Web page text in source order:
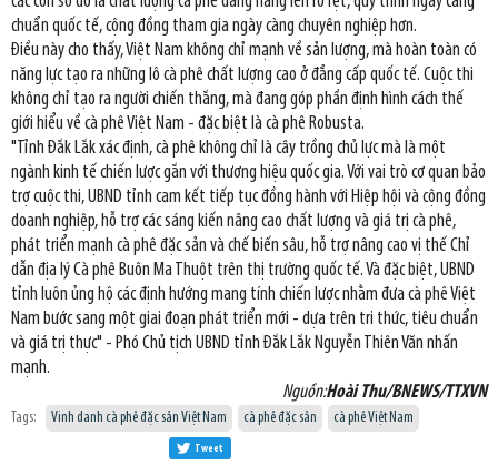
chuẩn quốc tế, cộng đồng tham gia ngày càng chuyên nghiệp hơn.
Điều này cho thấy, Việt Nam không chỉ mạnh về sản lượng, mà hoàn toàn có
năng lực tạo ra những lô cà phê chất lượng cao ở đẳng cấp quốc tế. Cuộc thi
không chỉ tạo ra người chiến thắng, mà đang góp phần định hình cách thế
giới hiểu về cà phê Việt Nam - đặc biệt là cà phê Robusta.
"Tỉnh Đắk Lắk xác định, cà phê không chỉ là cây trồng chủ lực mà là một
ngành kinh tế chiến lược gắn với thương hiệu quốc gia. Với vai trò cơ quan bảo
trợ cuộc thi, UBND tỉnh cam kết tiếp tục đồng hành với Hiệp hội và cộng đồng
doanh nghiệp, hỗ trợ các sáng kiến nâng cao chất lượng và giá trị cà phê,
phát triển mạnh cà phê đặc sản và chế biến sâu, hỗ trợ nâng cao vị thế Chỉ
dẫn địa lý Cà phê Buôn Ma Thuột trên thị trường quốc tế. Và đặc biệt, UBND
tỉnh luôn ủng hộ các định hướng mang tính chiến lược nhằm đưa cà phê Việt
Nam bước sang một giai đoạn phát triển mới - dựa trên tri thức, tiêu chuẩn
và giá trị thực" - Phó Chủ tịch UBND tỉnh Đắk Lắk Nguyễn Thiên Văn nhấn
mạnh.
Nguồn:Hoài Thu/BNEWS/TTXVN
Tags: Vinh danh cà phê đặc sản Việt Nam cà phê đặc sản cà phê Việt Nam
Tweet